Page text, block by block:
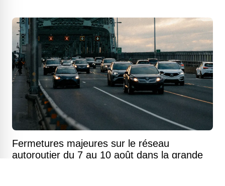
Fermetures majeures sur le réseau
autoroutier du 7 au 10 août dans la grande